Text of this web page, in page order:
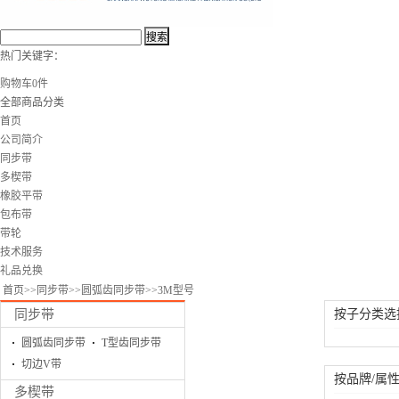
热门关键字：
购物车0件
全部商品分类
首页
公司简介
同步带
多楔带
橡胶平带
包布带
带轮
技术服务
礼品兑换
首页>> 同步带>> 圆弧齿同步带>>3M型号
同步带
圆弧齿同步带
T型齿同步带
切边V带
多楔带
按子分类选
按品牌/属